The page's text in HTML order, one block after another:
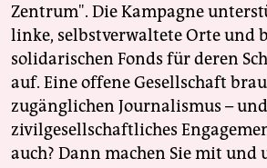
Zentrum". Die Kampagne
linke, selbstverwaltete Orte und
solidarischen Fonds für deren
auf. Eine offene Gesellschaft
zugänglichen Journalismus – und
zivilgesellschaftliches
auch? Dann machen Sie mit und